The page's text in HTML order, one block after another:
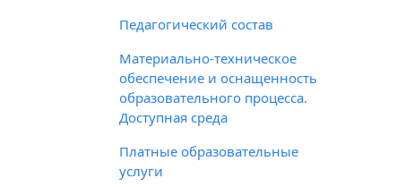
Педагогический состав
Материально-техническое
обеспечение и оснащенность
образовательного процесса.
Доступная среда
Платные образовательные
услуги